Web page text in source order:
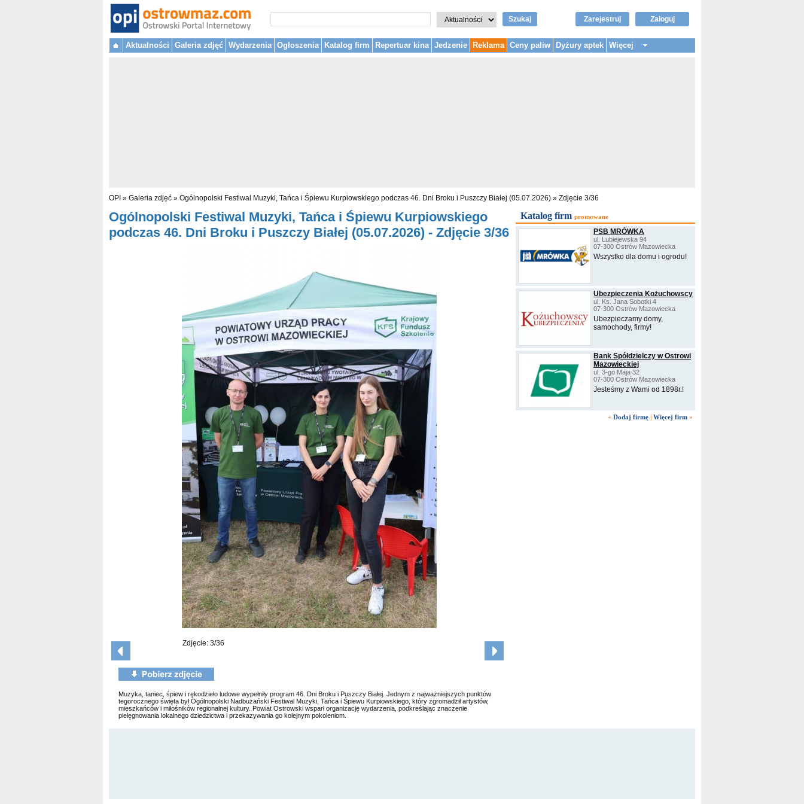
Szukaj Zaloguj
Zarejestruj
Aktualności Galeria zdjęć Wydarzenia Ogłoszenia Katalog firm Repertuar kina Jedzenie Reklama Ceny paliw Dyżury aptek Więcej
OPI » Galeria zdjęć » Ogólnopolski Festiwal Muzyki, Tańca i Śpiewu Kurpiowskiego podczas 46. Dni Broku i Puszczy Białej (05.07.2026) » Zdjęcie 3/36
Ogólnopolski Festiwal Muzyki, Tańca i Śpiewu Kurpiowskiego
podczas 46. Dni Broku i Puszczy Białej (05.07.2026) - Zdjęcie 3/36
Zdjęcie: 3/36
Muzyka, taniec, śpiew i rękodzieło ludowe wypełniły program 46. Dni Broku i Puszczy Białej. Jednym z najważniejszych punktów
tegorocznego święta był Ogólnopolski Nadbużański Festiwal Muzyki, Tańca i Śpiewu Kurpiowskiego, który zgromadził artystów,
mieszkańców i miłośników regionalnej kultury. Powiat Ostrowski wsparł organizację wydarzenia, podkreślając znaczenie
pielęgnowania lokalnego dziedzictwa i przekazywania go kolejnym pokoleniom.
Katalog firm promowane
PSB MRÓWKA
ul. Lubiejewska 94
07-300 Ostrów Mazowiecka
Wszystko dla domu i ogrodu!
Ubezpieczenia Kożuchowscy
ul. Ks. Jana Sobotki 4
07-300 Ostrów Mazowiecka
Ubezpieczamy domy,
samochody, firmy!
Bank Spółdzielczy w Ostrowi
Mazowieckiej
ul. 3-go Maja 32
07-300 Ostrów Mazowiecka
Jesteśmy z Wami od 1898r.!
+ Dodaj firmę | Więcej firm »